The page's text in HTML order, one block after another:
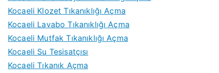
Kocaeli Klozet Tıkanıklığı Açma
Kocaeli Lavabo Tıkanıklığı Açma
Kocaeli Mutfak Tıkanıklığı Açma
Kocaeli Su Tesisatçısı
Kocaeli Tıkanık Açma